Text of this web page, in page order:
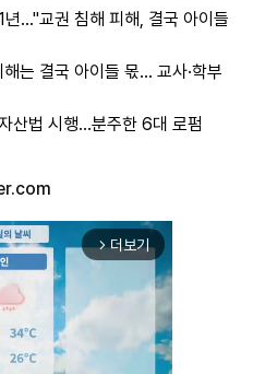
…"교권 침해 피해, 결국 아이들
는 결국 아이들 몫… 교사·학부
산법 시행…분주한 6대 로펌
arrow_forward_ios 더보기